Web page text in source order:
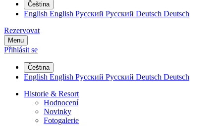
Čeština
English English Русский Русский Deutsch Deutsch
Rezervovat
Menu
Přihlásit se
Čeština
English English Русский Русский Deutsch Deutsch
Historie & Resort
Hodnocení
Novinky
Fotogalerie